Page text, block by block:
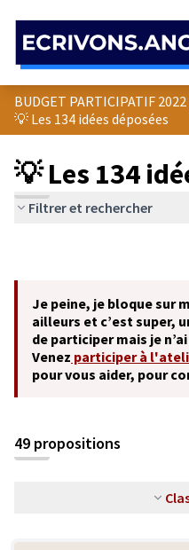
BUDGET PARTICIPATIF 2022
💡 Les 134 idées déposées
💡 Les 134
Filtrer et rechercher
Je peine, je bloque sur
ailleurs et c’est super,
de participer mais je
Venez participer à
pour vous aider, pour
49 propositions